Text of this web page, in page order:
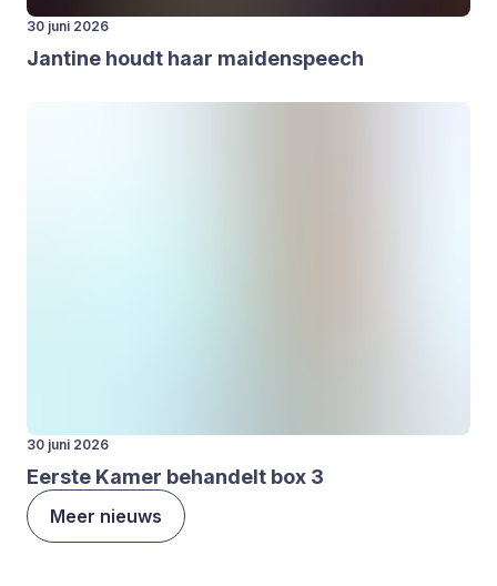
30 juni 2026
Jan­ti­ne houdt haar mai­den­speech
30 juni 2026
Eer­ste Kamer behan­delt box 3
Meer nieuws